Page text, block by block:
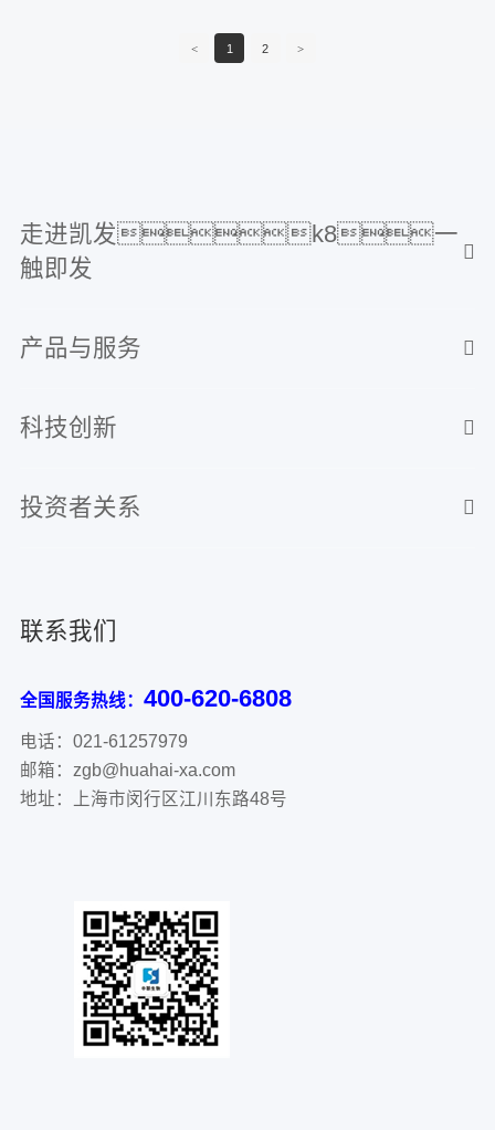
< 1 2 >
走进凯发k8一
触即发
产品与服务
科技创新
投资者关系
联系我们
全国服务热线： 400-620-6808
电话：021-61257979
邮箱：zgb@huahai-xa.com
地址：上海市闵行区江川东路48号